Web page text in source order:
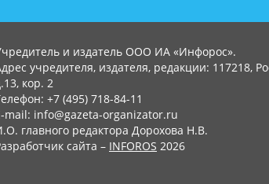
и издатель ООО ИА «Инфорос».
учредителя, издателя, редакции: 117218,
кор. 2
+7 (495) 718-84-11
mail: info@gazeta-organizator.ru
главного редактора Дорохова Н.В.
сайта – INFOROS 2026